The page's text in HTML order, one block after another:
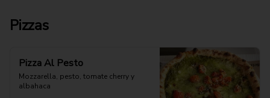
Pizzas
Pizza Al Pesto
Mozzarella, pesto, tomate cherry y
albahaca